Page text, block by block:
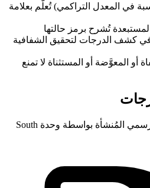
في المعدل التراكمي) تُعلَّم بعلامة
تُشرح برمز حالتها
كشف الدرجات لتحقيق الشفافية
أو المعوَّضة أو المستثناة لا تمنع
تنسيقات السجل الأكاديمي الرسمي المُنشأة بواسطة وحدة South